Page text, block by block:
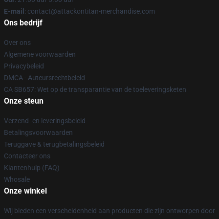
E-mail : contact@attackontitan-merchandise.com
Ons bedrijf
Over ons
Algemene voorwaarden
Privacybeleid
DMCA - Auteursrechtbeleid
CA SB657: Wet op de transparantie van de toeleveringsketen
Onze steun
Verzend- en leveringsbeleid
Betalingsvoorwaarden
Teruggave & terugbetalingsbeleid
Contacteer ons
Klantenhulp (FAQ)
Whosale
Onze winkel
Wij bieden een verscheidenheid aan producten die zijn ontworpen door